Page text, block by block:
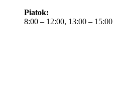
Piatok:
8:00 – 12:00, 13:00 – 15:00